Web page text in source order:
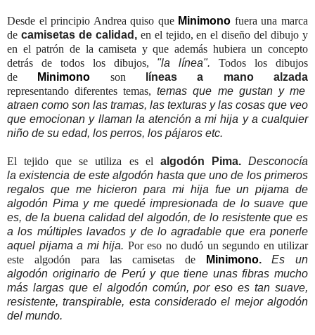
Desde el principio Andrea quiso que Minimono fuera una marca
de camisetas de calidad,en el tejido, en el diseño del dibujo y
en el patrón de la camiseta y que además hubiera un concepto
detrás de todos los dibujos, "la línea". Todos los dibujos
de
Minimono son
líneas a mano alzada
representando diferentes temas,temas que me gustan y me
atraen como son las tramas, las texturas y las cosas que veo
que emocionan y llaman la atención a mi hija y a cualquier
niño de su edad, los perros, los pájaros etc.
El tejido que se utiliza es el algodón Pima. Desconocía
la existencia de este algodón hasta que uno de los primeros
regalos que me hicieron para mi hija fue un pijama de
algodón Pima y me quedé impresionada de lo suave que
es, de la buena calidad del algodón, de lo resistente que es
a los múltiples lavados y de lo agradable que era ponerle
aquel pijama a mi hija. Por eso no dudó un segundo en utilizar
este algodón para las camisetas de
Minimono.
Es un
algodón originario de Perú y que tiene unas fibras mucho
más largas que el algodón común, por eso es tan suave,
resistente, transpirable, esta considerado el mejor algodón
del mundo.